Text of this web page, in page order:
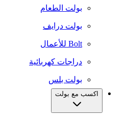
بولت الطعام
بولت درايف
Bolt للأعمال
دراجات كهربائية
بولت بلس
اكسب مع بولت